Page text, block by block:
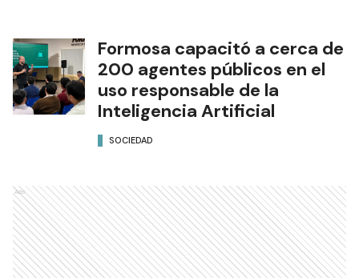
Formosa capacitó a cerca de
200 agentes públicos en el
uso responsable de la
Inteligencia Artificial
SOCIEDAD
Ads